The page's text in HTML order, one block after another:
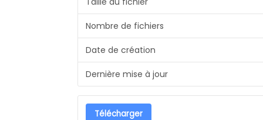
Nombre de fichiers
Date de création
Dernière mise à jour
Télécharger